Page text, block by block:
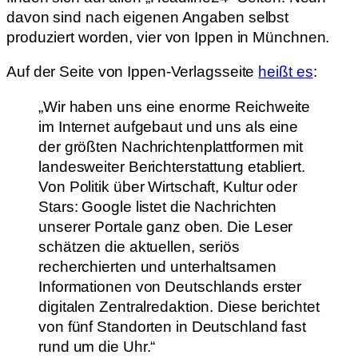
davon sind nach eigenen Angaben selbst
produziert worden, vier von Ippen in Münchnen.
Auf der Seite von Ippen-Verlagsseite heißt es:
„Wir haben uns eine enorme Reichweite
im Internet aufgebaut und uns als eine
der größten Nachrichtenplattformen mit
landesweiter Berichterstattung etabliert.
Von Politik über Wirtschaft, Kultur oder
Stars: Google listet die Nachrichten
unserer Portale ganz oben. Die Leser
schätzen die aktuellen, seriös
recherchierten und unterhaltsamen
Informationen von Deutschlands erster
digitalen Zentralredaktion. Diese berichtet
von fünf Standorten in Deutschland fast
rund um die Uhr.“